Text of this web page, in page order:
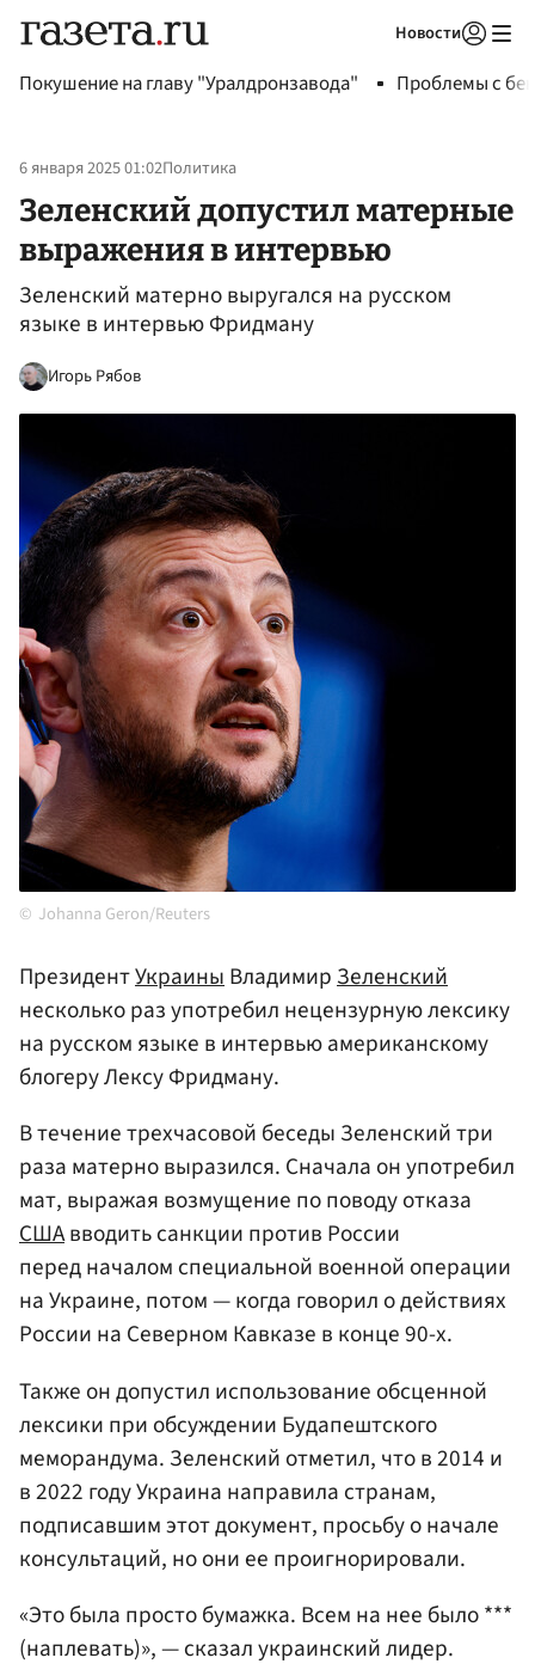
Новости
Покушение на главу "Уралдронзавода" Проблемы с
6 января 2025 01:02Политика
Зеленский допустил матерные
выражения в интервью
Зеленский матерно выругался на русском
языке в интервью Фридману
Игорь Рябов
Johanna Geron/Reuters
ПрезидентУкраиныВладимирЗеленский
несколько раз употребил нецензурную лексику
на русском языке в интервью американскому
блогеру Лексу Фридману.
В течение трехчасовой беседы Зеленский три
раза матерно выразился. Сначала он употребил
мат, выражая возмущение по поводу отказа
СШАвводить санкции против России
перед началом специальной военной операции
на Украине, потом — когда говорил о действиях
России на Северном Кавказе в конце 90-х.
Также он допустил использование обсценной
лексики при обсуждении Будапештского
меморандума. Зеленский отметил, что в 2014 и
в 2022 году Украина направила странам,
подписавшим этот документ, просьбу о начале
консультаций, но они ее проигнорировали.
«Это была просто бумажка. Всем на нее было ***
(наплевать)», — сказал украинский лидер.